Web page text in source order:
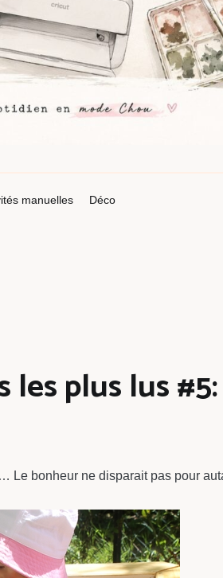
manuelles Déco
plus lus
Le bonheur ne disparait pas pour